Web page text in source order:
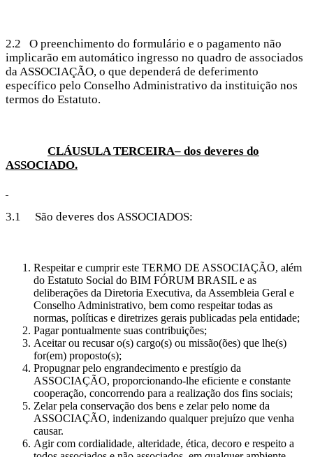
2.2 O preenchimento do formulário e o pagamento não
implicarão em automático ingresso no quadro de associados
da ASSOCIAÇÃO, o que dependerá de deferimento
específico pelo Conselho Administrativo da instituição nos
termos do Estatuto.
CLÁUSULA TERCEIRA– dos deveres do
ASSOCIADO.
3.1 São deveres dos ASSOCIADOS:
Respeitar e cumprir este TERMO DE ASSOCIAÇÃO, além
do Estatuto Social do BIM FÓRUM BRASIL e as
deliberações da Diretoria Executiva, da Assembleia Geral e
Conselho Administrativo, bem como respeitar todas as
normas, políticas e diretrizes gerais publicadas pela entidade;
Pagar pontualmente suas contribuições;
Aceitar ou recusar o(s) cargo(s) ou missão(ões) que lhe(s)
for(em) proposto(s);
Propugnar pelo engrandecimento e prestígio da
ASSOCIAÇÃO, proporcionando-lhe eficiente e constante
cooperação, concorrendo para a realização dos fins sociais;
Zelar pela conservação dos bens e zelar pelo nome da
ASSOCIAÇÃO, indenizando qualquer prejuízo que venha
causar.
Agir com cordialidade, alteridade, ética, decoro e respeito a